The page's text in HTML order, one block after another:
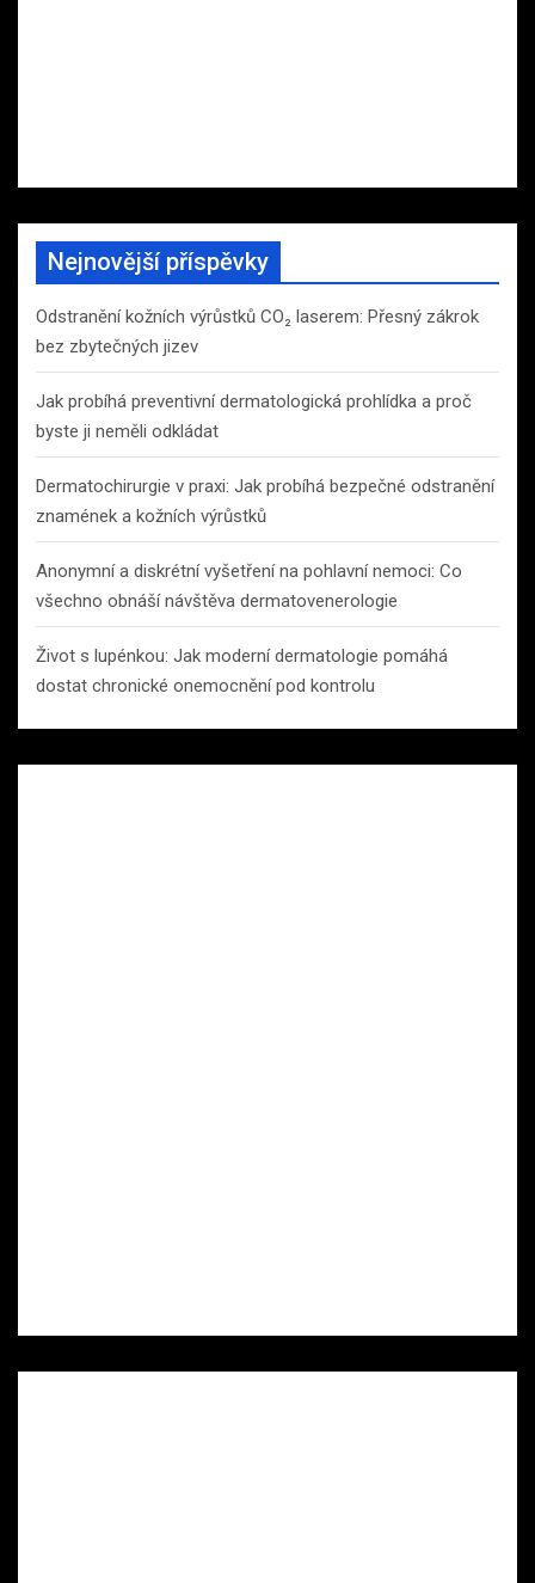
Nejnovější příspěvky
Odstranění kožních výrůstků CO₂ laserem: Přesný zákrok
bez zbytečných jizev
Jak probíhá preventivní dermatologická prohlídka a proč
byste ji neměli odkládat
Dermatochirurgie v praxi: Jak probíhá bezpečné odstranění
znamének a kožních výrůstků
Anonymní a diskrétní vyšetření na pohlavní nemoci: Co
všechno obnáší návštěva dermatovenerologie
Život s lupénkou: Jak moderní dermatologie pomáhá
dostat chronické onemocnění pod kontrolu